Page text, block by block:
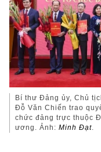
Bí thư Đảng ủy, Chủ
Đỗ Văn Chiến trao
chức đảng trực thuộc
ương. Ảnh:Minh Đạt.